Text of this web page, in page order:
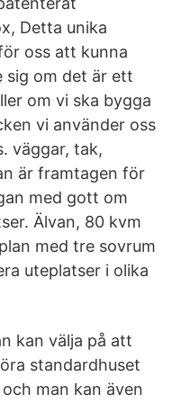
Detta unika
oss att kunna
sig om det är ett
om vi ska bygga
vi använder oss
väggar, tak,
är framtagen för
med gott om
Älvan, 80 kvm
med tre sovrum
uteplatser i olika
kan välja på att
standardhuset
man kan även